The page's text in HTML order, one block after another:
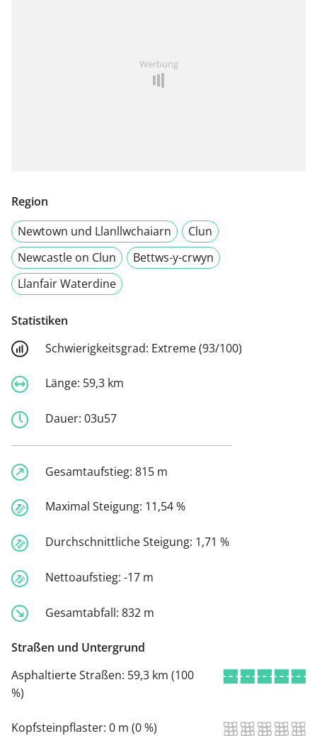
Werbung
Region
Newtown und Llanllwchaiarn
Clun
Newcastle on Clun
Bettws-y-crwyn
Llanfair Waterdine
Statistiken
Schwierigkeitsgrad: Extreme (93/100)
Länge: 59,3 km
Dauer: 03u57
Gesamtaufstieg: 815 m
Maximal Steigung: 11,54 %
Durchschnittliche Steigung: 1,71 %
Nettoaufstieg: -17 m
Gesamtabfall: 832 m
Straßen und Untergrund
Asphaltierte Straßen: 59,3 km (100
%)
Kopfsteinpflaster: 0 m (0 %)